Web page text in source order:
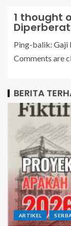
1 thought
Diperberat
Ping-balik: Gaji
Comments are
BERITA
ARTIKEL